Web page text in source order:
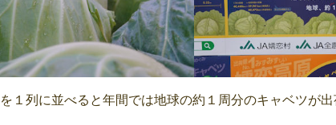
１列に並べると年間では地球の約１周分のキャベツが出